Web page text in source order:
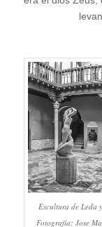
Escultura de Leda
Fotografía: Jose